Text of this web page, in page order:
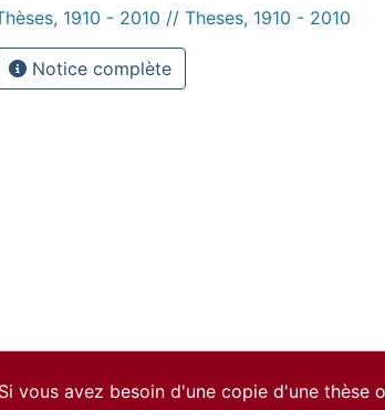
1910 - 2010 // Theses, 1910 - 2010
Notice complète
Si vous avez besoin d'une copie d'une thèse